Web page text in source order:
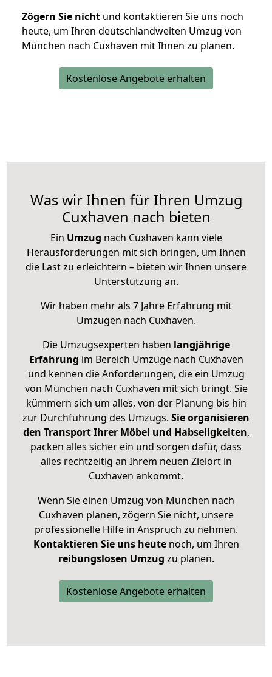
Zögern Sie nicht und kontaktieren Sie uns noch
heute, um Ihren deutschlandweiten Umzug von
München nach Cuxhaven mit Ihnen zu planen.
Kostenlose Angebote erhalten
Was wir Ihnen für Ihren Umzug
Cuxhaven nach bieten
Ein Umzug nach Cuxhaven kann viele
Herausforderungen mit sich bringen, um Ihnen
die Last zu erleichtern – bieten wir Ihnen unsere
Unterstützung an.
Wir haben mehr als 7 Jahre Erfahrung mit
Umzügen nach Cuxhaven.
Die Umzugsexperten haben langjährige
Erfahrung im Bereich Umzüge nach Cuxhaven
und kennen die Anforderungen, die ein Umzug
von München nach Cuxhaven mit sich bringt. Sie
kümmern sich um alles, von der Planung bis hin
zur Durchführung des Umzugs. Sie organisieren
den Transport Ihrer Möbel und Habseligkeiten,
packen alles sicher ein und sorgen dafür, dass
alles rechtzeitig an Ihrem neuen Zielort in
Cuxhaven ankommt.
Wenn Sie einen Umzug von München nach
Cuxhaven planen, zögern Sie nicht, unsere
professionelle Hilfe in Anspruch zu nehmen.
Kontaktieren Sie uns heutenoch, um Ihren
reibungslosen Umzug zu planen.
Kostenlose Angebote erhalten